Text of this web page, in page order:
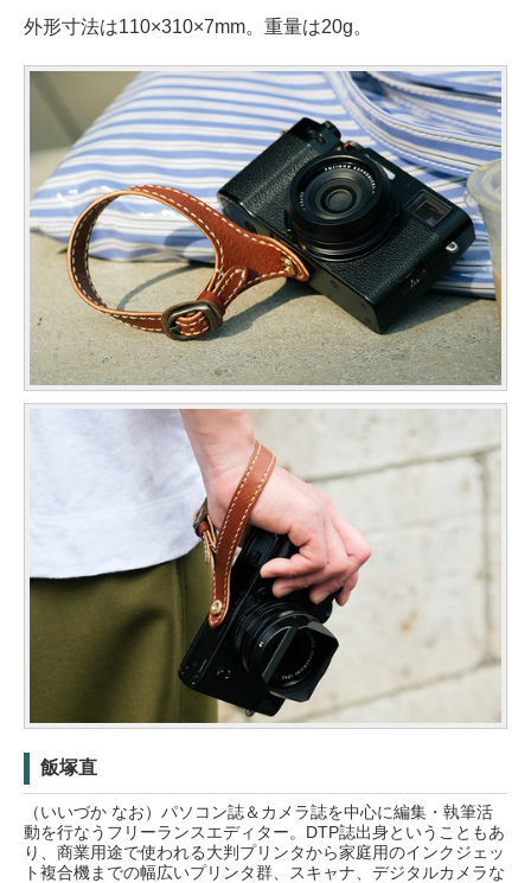
外形寸法は110×310×7mm。重量は20g。
飯塚直
（いいづか なお）パソコン誌＆カメラ誌を中心に編集・執筆活
動を行なうフリーランスエディター。DTP誌出身ということもあ
り、商業用途で使われる大判プリンタから家庭用のインクジェッ
ト複合機までの幅広いプリンタ群、スキャナ、デジタルカメラな